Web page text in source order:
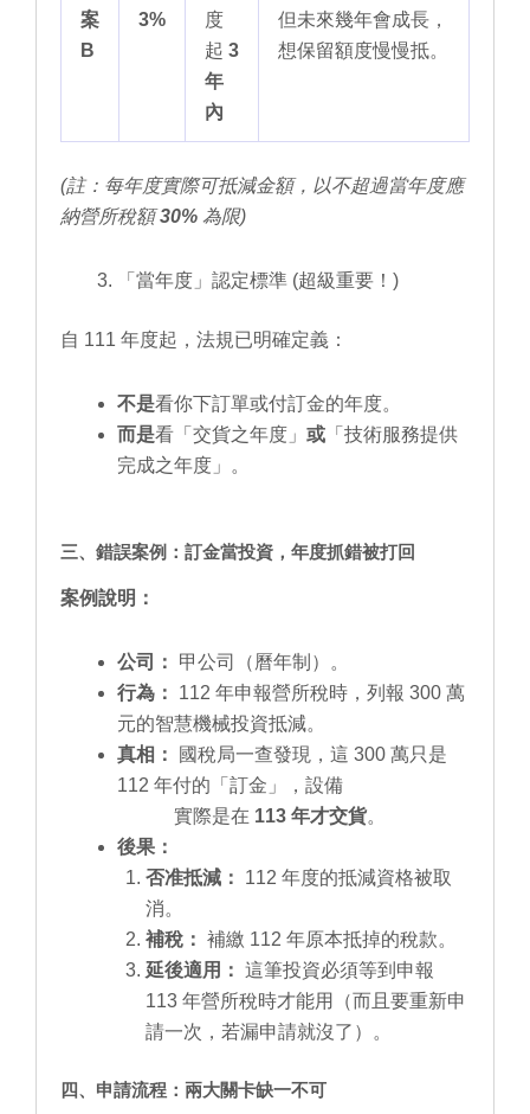
案
B
3%
度
起 3
年
內
但未來幾年會成長，
想保留額度慢慢抵。
(註：每年度實際可抵減金額，以不超過當年度應
納營所稅額30% 為限)
「當年度」認定標準 (超級重要！)
自 111 年度起，法規已明確定義：
不是看你下訂單或付訂金的年度。
而是看「交貨之年度」 或 「技術服務提供
完成之年度」。
三、錯誤案例：訂金當投資，年度抓錯被打回
案例說明：
公司：
甲公司（曆年制）。
行為：
112 年申報營所稅時，列報 300 萬
元的智慧機械投資抵減。
真相：
國稅局一查發現，這 300 萬只是
112 年付的「訂金」，設備
實際是在 113 年才交貨。
後果：
否准抵減：
112 年度的抵減資格被取
消。
補稅： 補繳 112 年原本抵掉的稅款。
延後適用： 這筆投資必須等到申報
113 年營所稅時才能用（而且要重新申
請一次，若漏申請就沒了）。
四、申請流程：兩大關卡缺一不可